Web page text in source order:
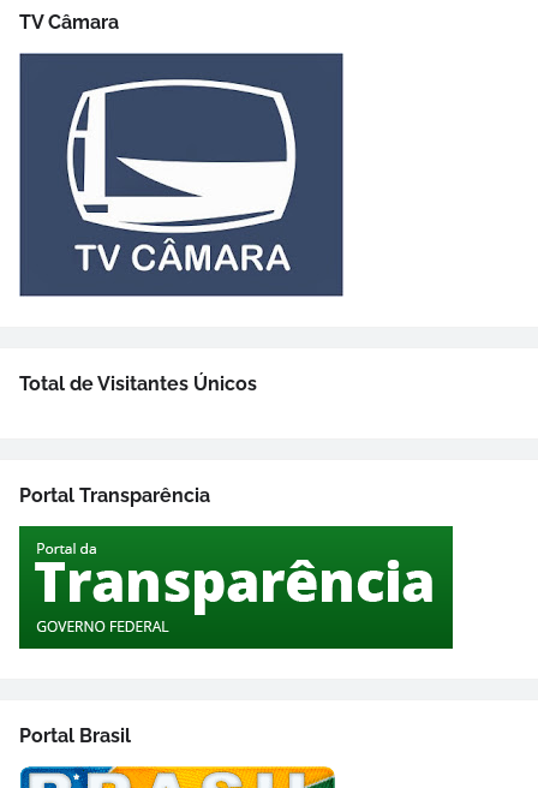
TV Câmara
Total de Visitantes Únicos
Portal Transparência
Portal Brasil